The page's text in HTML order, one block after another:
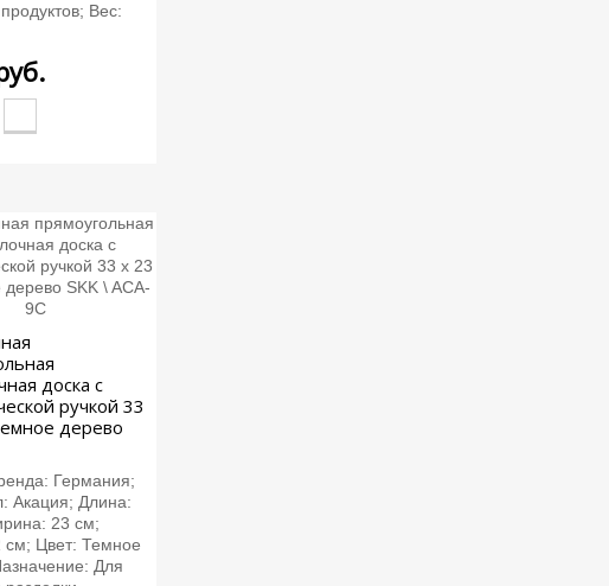
Вес:
доска с
ручкой 33
дерево
Германия;
Акация; Длина:
23 см;
см; Цвет: Темное
Для